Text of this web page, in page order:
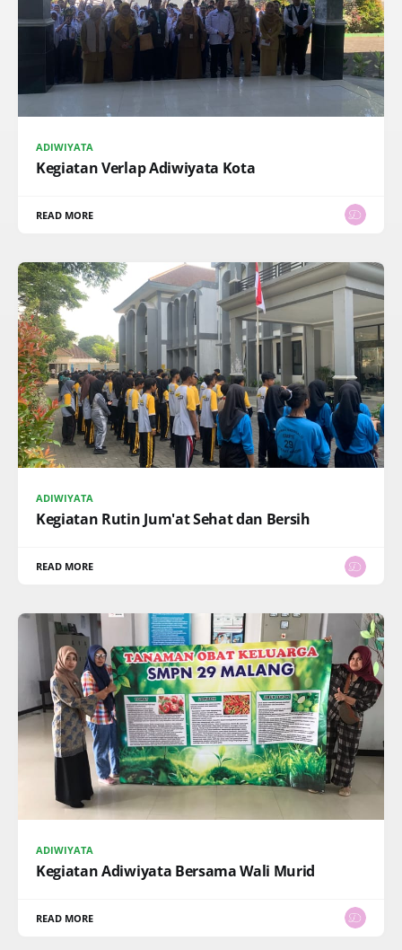
ADIWIYATA
Kegiatan Verlap Adiwiyata Kota
READ MORE
ADIWIYATA
Kegiatan Rutin Jum'at Sehat dan Bersih
READ MORE
ADIWIYATA
Kegiatan Adiwiyata Bersama Wali Murid
READ MORE